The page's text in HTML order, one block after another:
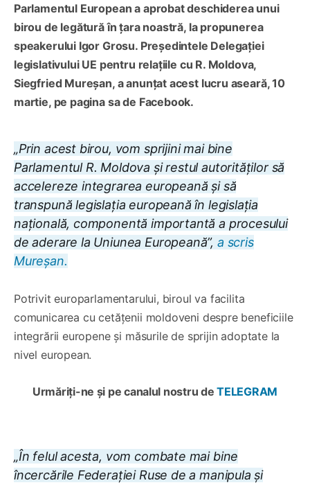
Parlamentul European a aprobat deschiderea unui
birou de legătură în țara noastră, la propunerea
speakerului Igor Grosu. Președintele Delegației
legislativului UE pentru relațiile cu R. Moldova,
Siegfried Mureșan, a anunțat acest lucru aseară, 10
martie, pe pagina sa de Facebook.
„Prin acest birou, vom sprijini mai bine
Parlamentul R. Moldova și restul autorităților să
accelereze integrarea europeană și să
transpună legislația europeană în legislația
națională, componentă importantă a procesului
de aderare la Uniunea Europeană”, a scris
Mureșan.
Potrivit europarlamentarului, biroul va facilita
comunicarea cu cetățenii moldoveni despre beneficiile
integrării europene și măsurile de sprijin adoptate la
nivel european.
Urmăriți-ne și pe canalul nostru deTELEGRAM
„În felul acesta, vom combate mai bine
încercările Federației Ruse de a manipula și